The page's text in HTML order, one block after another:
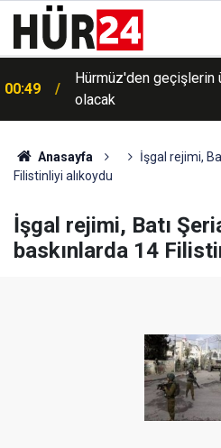
00:49
Hürmüz'den geçişlerin
olacak
Anasayfa
İşgal rejimi,
Filistinliyi alıkoydu
İşgal rejimi, Batı
baskınlarda 14